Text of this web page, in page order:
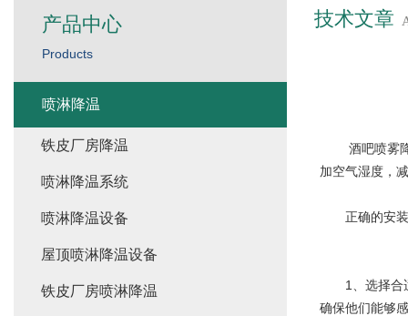
技术文章
酒吧喷雾降
加空气湿度，
正确的安装
1、选择合适
确保他们能够
产品中心
Products
喷淋降温
铁皮厂房降温
喷淋降温系统
喷淋降温设备
屋顶喷淋降温设备
铁皮厂房喷淋降温